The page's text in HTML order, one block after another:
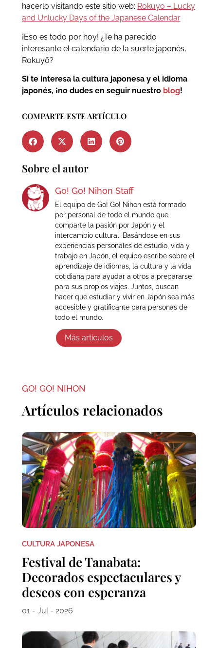
hacerlo visitando este sitio web: Rokuyo – Lucky
and Unlucky Days of the Japanese Calendar
¡Eso es todo por hoy! ¿Te ha parecido
interesante el calendario de la suerte japonés,
Rokuyō?
Si te interesa la cultura japonesa y el idioma
japonés, ¡no dudes en seguir nuestro blog!
COMPARTE ESTE ARTÍCULO
Sobre el autor
Go! Go! Nihon Staff
El equipo de Go! Go! Nihon está formado
por personal de todo el mundo que
comparte la pasión por Japón y el
intercambio cultural. Basándose en sus
experiencias personales de estudio, vida y
trabajo en Japón, el equipo escribe sobre el
aprendizaje de idiomas, la cultura y la vida
cotidiana para ayudar a otros a prepararse
para sus propios viajes. Juntos, buscan
hacer que estudiar y vivir en Japón sea más
accesible y gratificante para personas de
todo el mundo.
Más artículos
GO! GO! NIHON
Artículos relacionados
CULTURA JAPONESA
Festival de Tanabata:
Decorados espectaculares y
deseos con esperanza
01 - Jul - 2026